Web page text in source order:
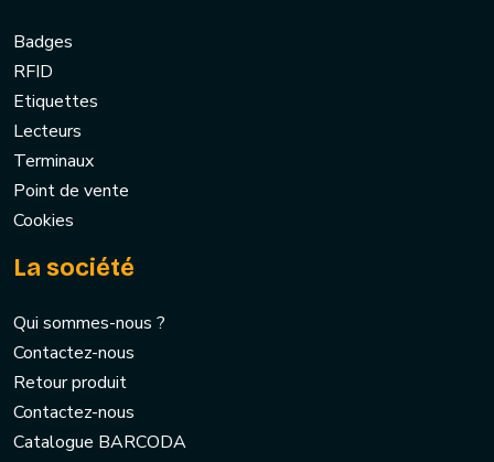
Badges
RFID
Etiquettes
Lecteurs
Terminaux
Point de vente
Cookies
La société
Qui sommes-nous ?
Contactez-nous
Retour produit
Contactez-nous
Catalogue BARCODA